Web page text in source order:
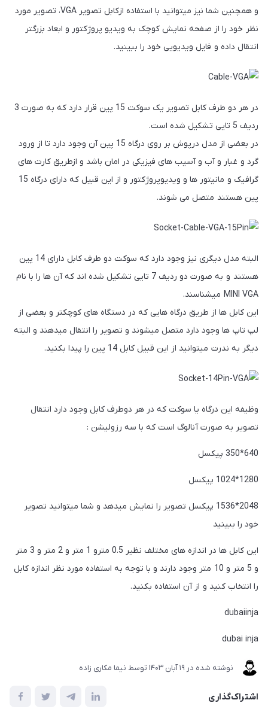
و همچنین شما نیز میتوانید با استفاده ازکابل تصویر VGA، تصویر مورد
نظر خود را از صفحه نمایش کوچک به ویدیو پروژکتور و ابعاد بزرگتر
انتقال داده و فایل ویدیویی خود را ببینید.
در هر دو طرف کابل تصویر یک سوکت 15 پین قرار دارد که به صورت 3
ردیف 5 تایی تشکیل شده است.
در بعضی از مدل درپوش بر روی درگاه 15 پین آن وجود دارد تا از ورود
گرد و غبار و آب و آسیب های فیزیکی در امان باشد و ازطریق کارت های
گرافیک و مانیتور ها و ویدیوپروژکتور و از این قبیل که دارای درگاه 15
پین هستند متصل می شوند.
البته مدل دیگری نیز وجود دارد که سوکت دو طرف کابل دارای 14 پین
هستند و به صورت دو ردیف 7 تایی تشکیل شده اند که آن ها را با نام
MINI VGA میشناسند.
این کابل ها از طریق درگاه هایی که در دستگاه های کوچکتر و بعضی از
لپ تاپ ها وجود دارد متصل میشوند و تصویر را انتقال میدهند و البته
دیگر به ندرت میتوانید از این قبیل کابل 14 پین را پیدا بکنید.
وظیفه این درگاه یا سوکت که در هر دوطرف کابل وجود دارد انتقال
تصویر به صورت آنالوگ است که با سه رزولیشن :
640*350 پیکسل
1280*1024 پیکسل
2048*1536 پیکسل تصویر را نمایش میدهد و شما میتوانید تصویر
خود را ببینید
این کابل ها در اندازه های مختلف نظیر 0.5 مترو 1 متر و 2 متر و 3 متر
و 5 متر و 10 متر وجود دارند و با توجه به استفاده مورد نظر اندازه کابل
را انتخاب کنید و از آن استفاده بکنید.
dubaiinja
dubai inja
نوشته شده در 19 آبان 1403 توسط نیما مکاری زاده
اشتراک‌گذاری